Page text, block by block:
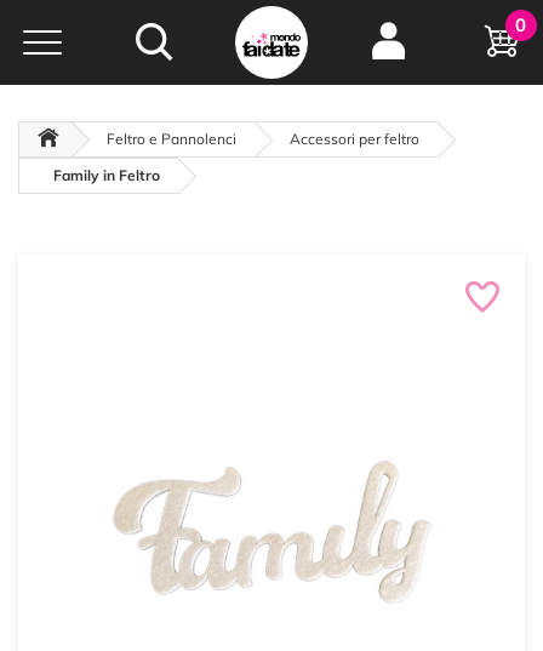
Hobby e
creatività...
oltre 15 anni online
0
Feltro e Pannolenci
Accessori per feltro
Family in Feltro